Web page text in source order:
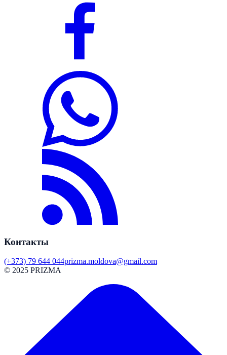
Контакты
(+373) 79 644 044prizma.moldova@gmail.com
© 2025 PRIZMA